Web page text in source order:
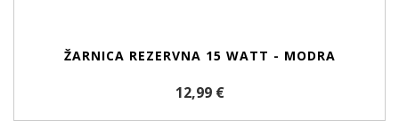
ŽARNICA REZERVNA 15 WATT - MODRA
12,99 €